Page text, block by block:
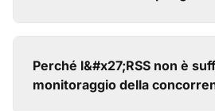
Perché l&#x27;RSS non è
monitoraggio della